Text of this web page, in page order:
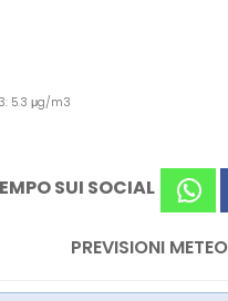
5.3 μg/m3
SUI SOCIAL
PREVISIONI